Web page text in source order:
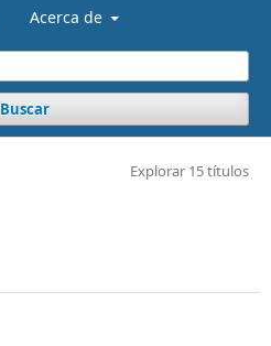
Acerca de
Buscar
Explorar 15 títulos